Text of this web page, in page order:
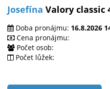
Josefína Valory classic
Doba pronájmu: 16.8.2026
Cena pronájmu:
Počet osob:
Počet lůžek: